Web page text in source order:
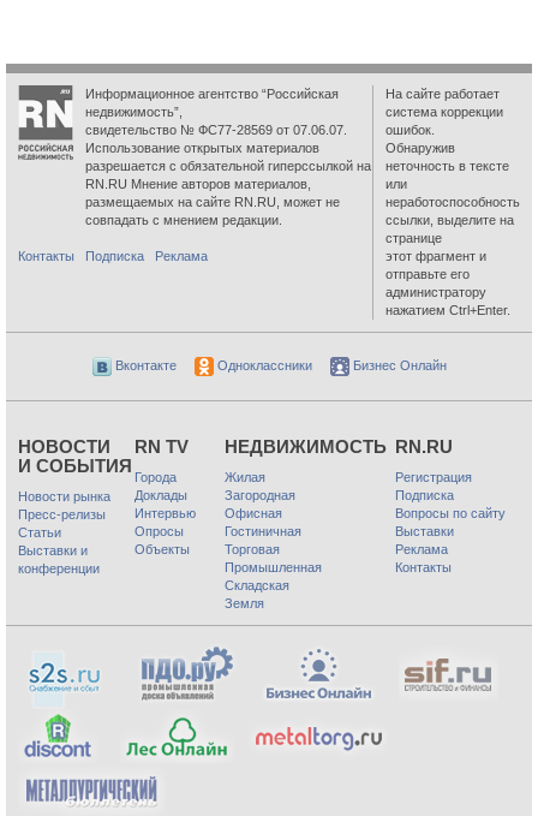
Информационное агентство “Российская
недвижимость”,
свидетельство № ФС77-28569 от 07.06.07.
Использование открытых материалов
разрешается с обязательной гиперссылкой на
RN.RU Мнение авторов материалов,
размещаемых на сайте RN.RU, может не
совпадать с мнением редакции.
Контакты Подписка Реклама
На сайте работает
система коррекции
ошибок.
Обнаружив
неточность в тексте
или
неработоспособность
ссылки, выделите на
странице
этот фрагмент и
отправьте его
администратору
нажатием Ctrl+Enter.
Вконтакте Одноклассники Бизнес Онлайн
НОВОСТИ
И СОБЫТИЯ
Новости рынка
Пресс-релизы
Статьи
Выставки и
конференции
RN TV
Города
Доклады
Интервью
Опросы
Объекты
НЕДВИЖИМОСТЬ
Жилая
Загородная
Офисная
Гостиничная
Торговая
Промышленная
Складская
Земля
RN.RU
Регистрация
Подписка
Вопросы по сайту
Выставки
Реклама
Контакты